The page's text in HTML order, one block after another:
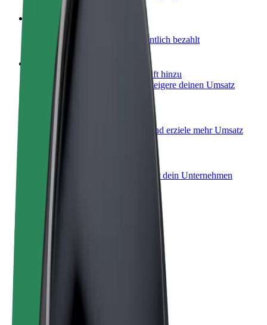
Werde Kurier
Liefere Essen und werde wöchentlich bezahlt
Füge ein Restaurant oder Geschäft hinzu
Erreiche mehr Kund:innen und steigere deinen Umsatz
Als Flottenbesitzer:in anmelden
Füge deine Flotte zu Bolt hinzu und erziele mehr Umsatz
Bolt for Business
Bolt Produkte und Bolt Dienste für dein Unternehmen
optimiert
Allgemeine Geschäftsbedingungen
Datenschutz
Cookies
© 2026 Bolt Technology OÜ